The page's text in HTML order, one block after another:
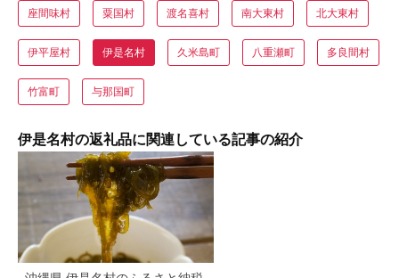
座間味村 粟国村 渡名喜村 南大東村 北大東村
伊平屋村 伊是名村 久米島町 八重瀬町 多良間村
竹富町 与那国町
伊是名村の返礼品に関連している記事の紹介